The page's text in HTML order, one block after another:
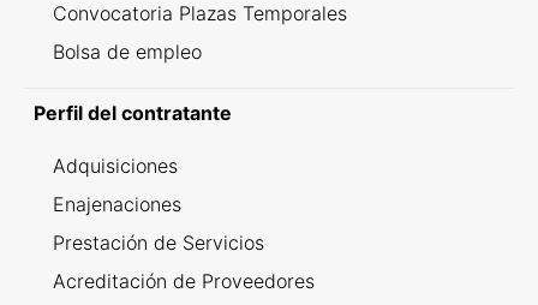
Convocatoria Plazas Temporales
Bolsa de empleo
Perfil del contratante
Adquisiciones
Enajenaciones
Prestación de Servicios
Acreditación de Proveedores